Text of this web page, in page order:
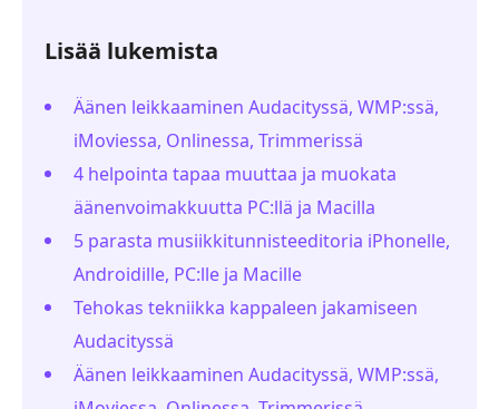
Lisää lukemista
Äänen leikkaaminen Audacityssä, WMP:ssä,
iMoviessa, Onlinessa, Trimmerissä
4 helpointa tapaa muuttaa ja muokata
äänenvoimakkuutta PC:llä ja Macilla
5 parasta musiikkitunnisteeditoria iPhonelle,
Androidille, PC:lle ja Macille
Tehokas tekniikka kappaleen jakamiseen
Audacityssä
Äänen leikkaaminen Audacityssä, WMP:ssä,